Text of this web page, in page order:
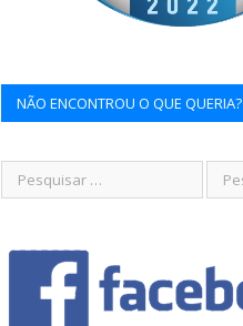
NÃO ENCONTROU O QUE QUERIA?